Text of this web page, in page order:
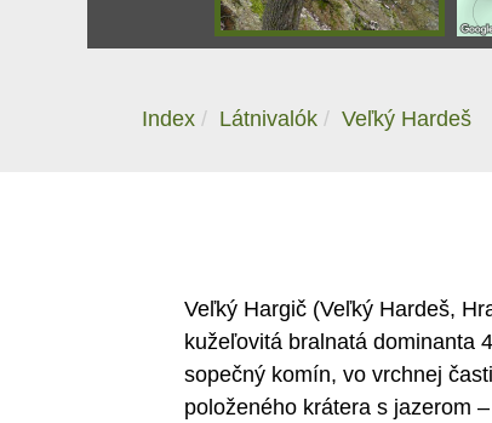
Index Látnivalók Veľký Hardeš
Veľký Hargič (Veľký Hardeš,
kužeľovitá bralnatá dominanta
sopečný komín, vo vrchnej
položeného krátera s jazerom